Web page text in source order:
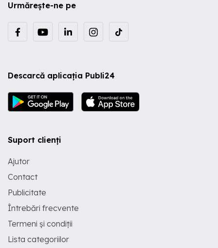
Urmărește-ne pe
Descarcă aplicația Publi24
Suport clienți
Ajutor
Contact
Publicitate
Întrebări frecvente
Termeni și condiții
Lista categoriilor